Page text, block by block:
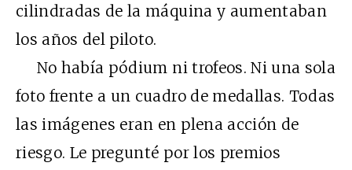
cilindradas de la máquina y aumentaban
los años del piloto.
No había pódium ni trofeos. Ni una sola
foto frente a un cuadro de medallas. Todas
las imágenes eran en plena acción de
riesgo. Le pregunté por los premios